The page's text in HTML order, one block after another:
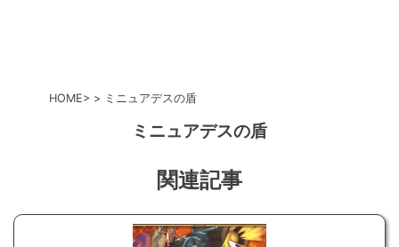
HOME ミニュアデスの盾
ミニュアデスの盾
関連記事